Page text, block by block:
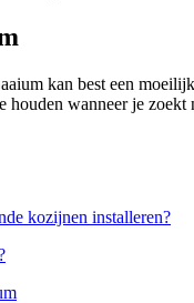
kan best een
wanneer je
kozijnen installeren?